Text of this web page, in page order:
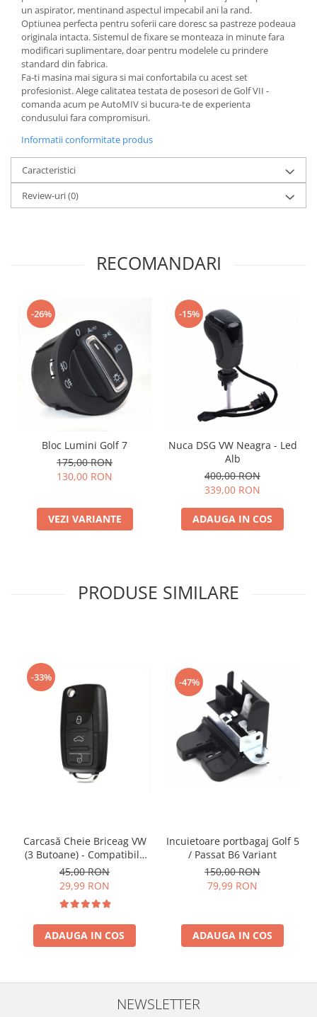
un aspirator, mentinand aspectul impecabil ani la rand.
Optiunea perfecta pentru soferii care doresc sa pastreze podeaua
originala intacta. Sistemul de fixare se monteaza in minute fara
modificari suplimentare, doar pentru modelele cu prindere
standard din fabrica.
Fa-ti masina mai sigura si mai confortabila cu acest set
profesionist. Alege calitatea testata de posesori de Golf VII -
comanda acum pe AutoMIV si bucura-te de experienta
condusului fara compromisuri.
Informatii conformitate produs
Caracteristici
Review-uri(0)
RECOMANDARI
-26%
Bloc Lumini Golf 7
175,00 RON
130,00 RON
VEZI VARIANTE
-15%
Nuca DSG VW Neagra - Led
Alb
400,00 RON
339,00 RON
ADAUGA IN COS
PRODUSE SIMILARE
-33%
Carcasă Cheie Briceag VW
(3 Butoane) - Compatibilă
Golf 5, Jetta, Touran etc
45,00 RON
29,99 RON
ADAUGA IN COS
-47%
Incuietoare portbagaj Golf 5
/ Passat B6 Variant
150,00 RON
79,99 RON
ADAUGA IN COS
NEWSLETTER